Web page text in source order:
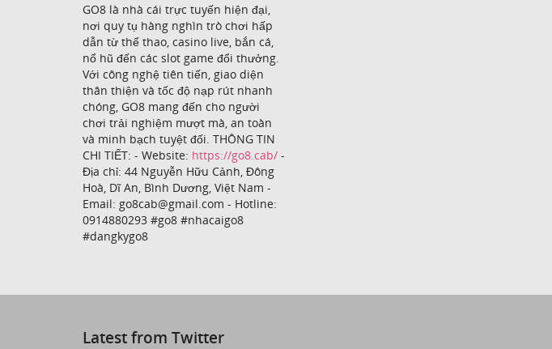
GO8 là nhà cái trực tuyến hiện đại,
nơi quy tụ hàng nghìn trò chơi hấp
dẫn từ thể thao, casino live, bắn cá,
nổ hũ đến các slot game đổi thưởng.
Với công nghệ tiên tiến, giao diện
thân thiện và tốc độ nạp rút nhanh
chóng, GO8 mang đến cho người
chơi trải nghiệm mượt mà, an toàn
và minh bạch tuyệt đối. THÔNG TIN
CHI TIẾT: - Website: https://go8.cab/ -
Địa chỉ: 44 Nguyễn Hữu Cảnh, Đông
Hoà, Dĩ An, Bình Dương, Việt Nam -
Email: go8cab@gmail.com - Hotline:
0914880293 #go8 #nhacaigo8
#dangkygo8
Latest from Twitter